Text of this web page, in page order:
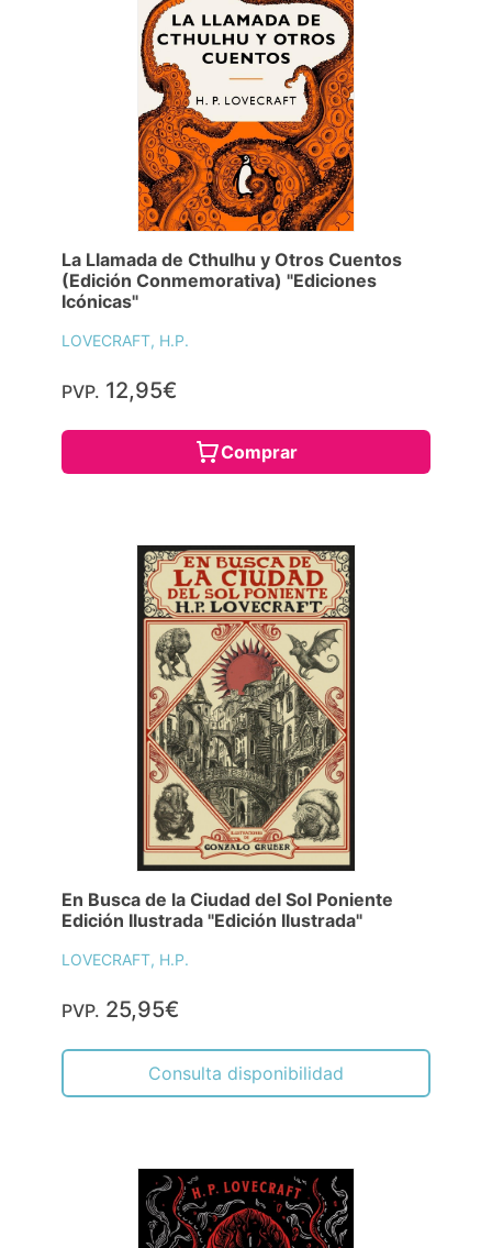
La Llamada de Cthulhu y Otros Cuentos
(Edición Conmemorativa) "Ediciones
Icónicas"
LOVECRAFT, H.P.
PVP. 12,95€
Comprar
En Busca de la Ciudad del Sol Poniente
Edición Ilustrada "Edición Ilustrada"
LOVECRAFT, H.P.
PVP. 25,95€
Consulta disponibilidad